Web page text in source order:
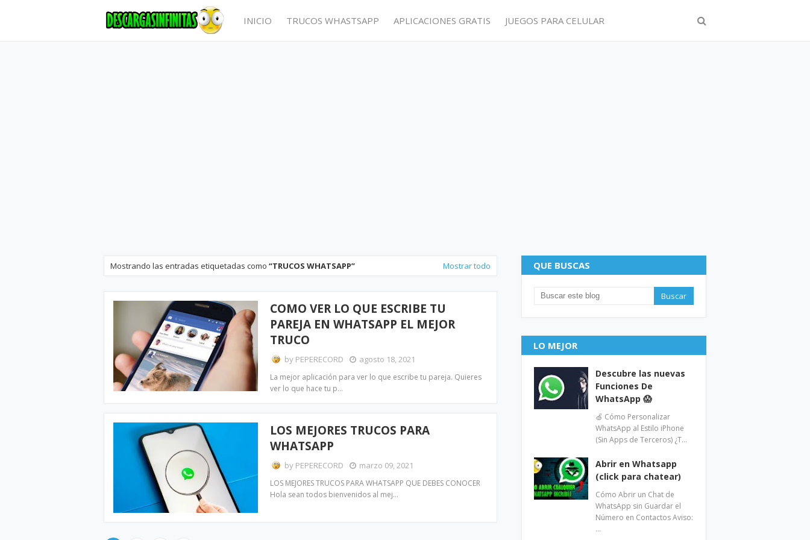
INICIO TRUCOS WHASTSAPP APLICACIONES GRATIS JUEGOS PARA CELULAR
Mostrando las entradas etiquetadas como TRUCOS WHATSAPP Mostrar todo
COMO VER LO QUE ESCRIBE TU
PAREJA EN WHATSAPP EL MEJOR
TRUCO
by PEPERECORD agosto 18, 2021
La mejor aplicación para ver lo que escribe tu pareja. Quieres
ver lo que hace tu p…
LOS MEJORES TRUCOS PARA
WHATSAPP
by PEPERECORD marzo 09, 2021
LOS MEJORES TRUCOS PARA WHATSAPP QUE DEBES CONOCER
Hola sean todos bienvenidos al mej…
QUE BUSCAS
LO MEJOR
Descubre las nuevas
Funciones De
WhatsApp 😱
🍏 Cómo Personalizar
WhatsApp al Estilo iPhone
(Sin Apps de Terceros) ¿T…
Abrir en Whatsapp
(click para chatear)
Cómo Abrir un Chat de
WhatsApp sin Guardar el
Número en Contactos Aviso:
…